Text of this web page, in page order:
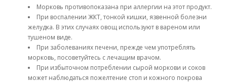
Морковь противопоказана при аллергии на этот продукт.
При воспалении ЖКТ, тонкой кишки, язвенной болезни
желудка. В этих случаях овощ используют в вареном или
тушеном виде.
При заболеваниях печени, прежде чем употреблять
морковь, посоветуйтесь с лечащим врачом.
При избыточном потреблении сырой моркови и соков
может наблюдаться пожелтение стоп и кожного покрова